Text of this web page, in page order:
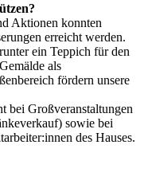
Aktionen konnten
erreicht werden.
ein Teppich für den
als
fördern unsere
bei Großveranstaltungen
sowie bei
des Hauses.